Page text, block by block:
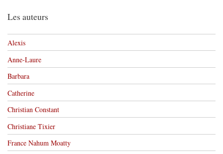
Les auteurs
Alexis
Anne-Laure
Barbara
Catherine
Christian Constant
Christiane Tixier
France Nahum Moatty